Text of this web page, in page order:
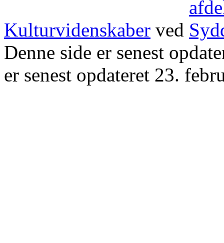
Kulturvidenskaber ved
Denne side er senest
er senest opdateret 23.